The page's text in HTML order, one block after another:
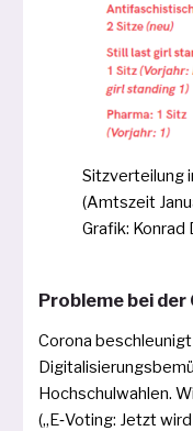
Sitzverteilung
(Amtszeit
Grafik: Konrad
Probleme bei der
Corona
Hochschulwahlen.
(„E‑Voting: Jetzt